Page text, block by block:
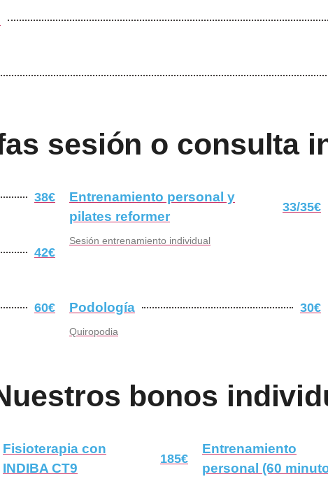
sesión o consulta
38€
42€
Entrenamiento personal y
pilates reformer
33/35€
Sesión entrenamiento individual
60€ Podología 30€
Quiropodia
bonos
Fisioterapia con
INDIBA CT9
185€
Entrenamiento
personal (60